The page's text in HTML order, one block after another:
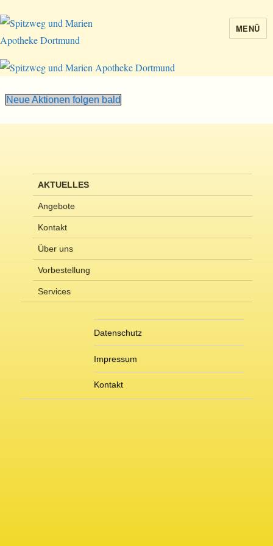
Spitzweg und Marien Apotheke
MENÜ
Neue Aktionen folgen bald
AKTUELLES
Angebote
Kontakt
Über uns
Vorbestellung
Services
Datenschutz
Impressum
Kontakt